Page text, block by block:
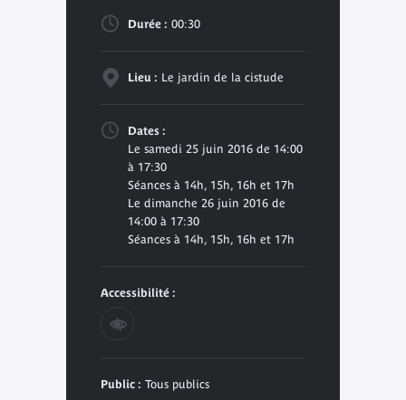
Durée : 00:30
Lieu : Le jardin de la cistude
Dates :
Le samedi 25 juin 2016 de 14:00
à 17:30
Séances à 14h, 15h, 16h et 17h
Le dimanche 26 juin 2016 de
14:00 à 17:30
Séances à 14h, 15h, 16h et 17h
Accessibilité :
Public : Tous publics